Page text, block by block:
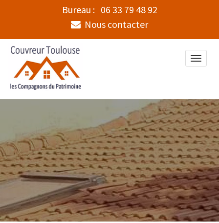
Bureau : 06 33 79 48 92
Nous contacter
Toggle